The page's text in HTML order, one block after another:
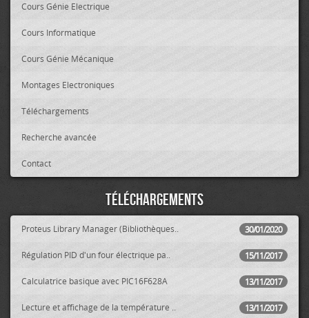
Cours Génie Electrique
Cours Informatique
Cours Génie Mécanique
Montages Electroniques
Téléchargements
Recherche avancée
Contact
Téléchargements
30/01/2020
Proteus Library Manager (Bibliothèques..
15/11/2017
Régulation PID d'un four électrique pa..
13/11/2017
Calculatrice basique avec PIC16F628A
13/11/2017
Lecture et affichage de la température ..